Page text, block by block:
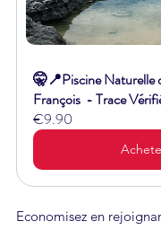
🤫📍Piscine Naturelle
François  - Trace
€9.90
Economisez en